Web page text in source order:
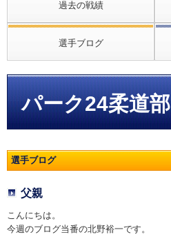
過去の戦績
選手ブログ
パーク24柔道部
選手ブログ
父親
こんにちは。
今週のブログ当番の北野裕一です。